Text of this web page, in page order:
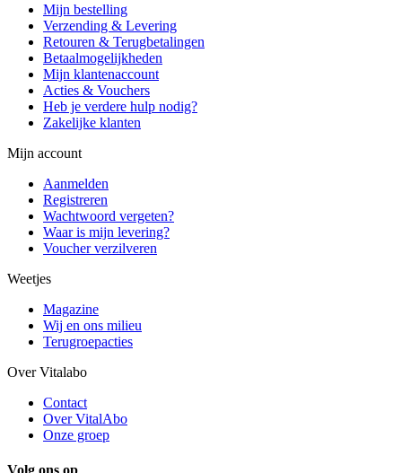
Mijn bestelling
Verzending & Levering
Retouren & Terugbetalingen
Betaalmogelijkheden
Mijn klantenaccount
Acties & Vouchers
Heb je verdere hulp nodig?
Zakelijke klanten
Mijn account
Aanmelden
Registreren
Wachtwoord vergeten?
Waar is mijn levering?
Voucher verzilveren
Weetjes
Magazine
Wij en ons milieu
Terugroepacties
Over Vitalabo
Contact
Over VitalAbo
Onze groep